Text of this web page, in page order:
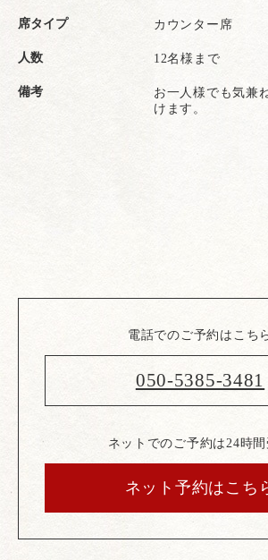
席タイプ カウンター席
人数 12名様まで
備考
お一人様でも気兼
けます。
電話でのご予約はこち
050-5385-3481
ネットでのご予約は24時
ネット予約はこち